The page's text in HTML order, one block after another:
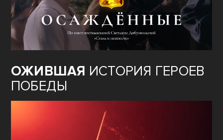
ОЖИВШАЯ ИСТОРИЯ ГЕРОЕВ
ПОБЕДЫ